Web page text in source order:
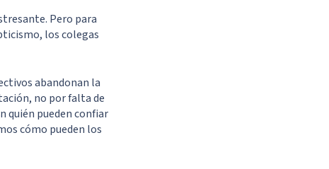
Pero para
los colegas
abandonan la
no por falta de
quién pueden confiar
cómo pueden los